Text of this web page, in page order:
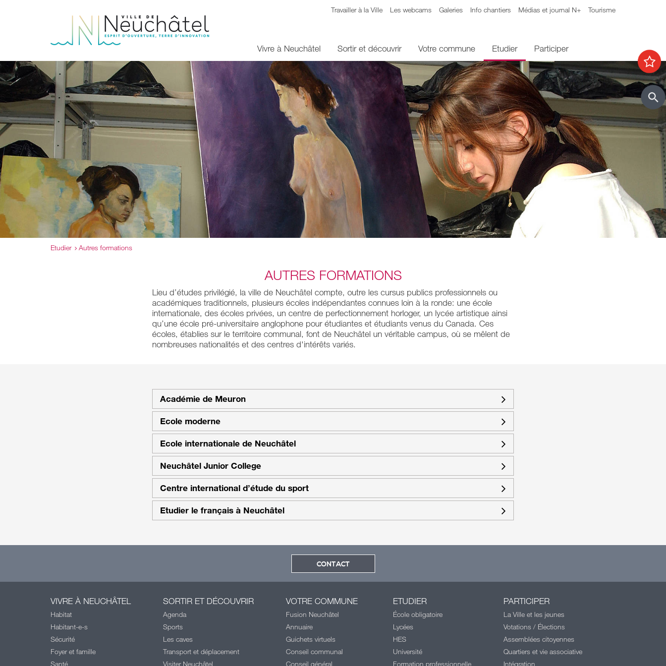
Travailler à la Ville Les webcams Galeries Info chantiers Médias et journal N+ Tourisme
Vivre à Neuchâtel Sortir et découvrir Votre commune Etudier Participer
Etudier Autres formations
AUTRES FORMATIONS
Lieu d’études privilégié, la ville de Neuchâtel compte, outre les cursus publics professionnels ou
académiques traditionnels, plusieurs écoles indépendantes connues loin à la ronde: une école
internationale, des écoles privées, un centre de perfectionnement horloger, un lycée artistique ainsi
qu’une école pré-universitaire anglophone pour étudiantes et étudiants venus du Canada. Ces
écoles, établies sur le territoire communal, font de Neuchâtel un véritable campus, où se mêlent de
nombreuses nationalités et des centres d'intérêts variés.
Académie de Meuron
Ecole moderne
Ecole internationale de Neuchâtel
Neuchâtel Junior College
Centre international d’étude du sport
Etudier le français à Neuchâtel
CONTACT
VIVRE À NEUCHÂTEL
Habitat
Habitant-e-s
Sécurité
Foyer et famille
Santé
SORTIR ET DÉCOUVRIR
Agenda
Sports
Les caves
Transport et déplacement
Visiter Neuchâtel
VOTRE COMMUNE
Fusion Neuchâtel
Annuaire
Guichets virtuels
Conseil communal
Conseil général
ETUDIER
École obligatoire
Lycées
HES
Université
Formation professionnelle
PARTICIPER
La Ville et les jeunes
Votations / Élections
Assemblées citoyennes
Quartiers et vie associative
Intégration